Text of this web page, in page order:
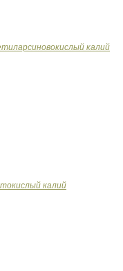
калий
калий